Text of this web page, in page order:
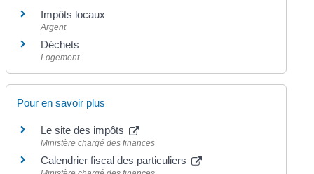
Impôts locaux
Argent
Déchets
Logement
Pour en savoir plus
Le site des impôts
Ministère chargé des finances
Calendrier fiscal des particuliers